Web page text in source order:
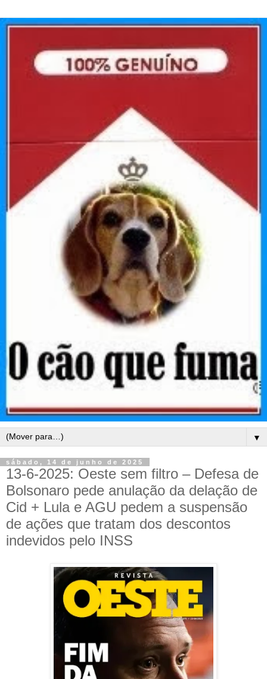
▼
sábado, 14 de junho de 2025
13-6-2025: Oeste sem filtro – Defesa de
Bolsonaro pede anulação da delação de
Cid + Lula e AGU pedem a suspensão
de ações que tratam dos descontos
indevidos pelo INSS